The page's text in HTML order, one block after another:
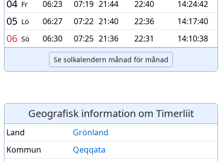
04 Fr 06:23 07:19 21:44 22:40 14:24:42
05 Lö 06:27 07:22 21:40 22:36 14:17:40
06 Sö 06:30 07:25 21:36 22:31 14:10:38
Se solkalendern månad för månad
Geografisk information om Timerliit
Land
Grönland
Kommun
Qeqqata